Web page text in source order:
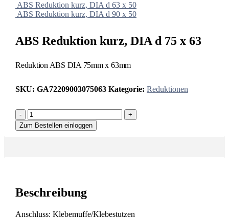
ABS Reduktion kurz, DIA d 63 x 50
ABS Reduktion kurz, DIA d 90 x 50
ABS Reduktion kurz, DIA d 75 x 63
Reduktion ABS DIA 75mm x 63mm
SKU: GA72209003075063 Kategorie: Reduktionen
-
+
Zum Bestellen einloggen
Beschreibung
Anschluss: Klebemuffe/Klebestutzen